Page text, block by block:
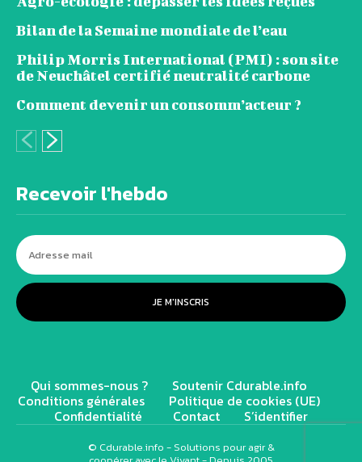
Bilan de la Semaine mondiale de l’eau
Philip Morris International (PMI) : son site
de Neuchâtel certifié neutralité carbone
Comment devenir un consomm’acteur ?
Recevoir l'hebdo
JE M'INSCRIS
Qui sommes-nous ? Soutenir Cdurable.info
Conditions générales Politique de cookies (UE)
Confidentialité Contact S’identifier
© Cdurable.info - Solutions pour agir &